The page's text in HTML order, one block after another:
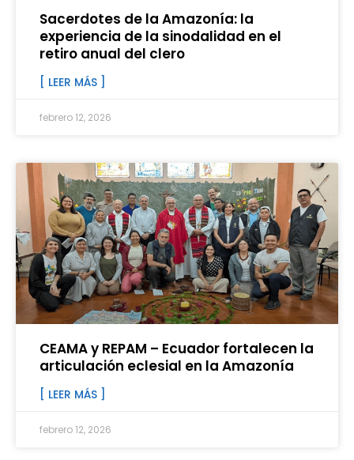
Sacerdotes de la Amazonía: la
experiencia de la sinodalidad en el
retiro anual del clero
[ LEER MÁS ]
febrero 12, 2026
CEAMA y REPAM – Ecuador fortalecen la
articulación eclesial en la Amazonía
[ LEER MÁS ]
febrero 12, 2026